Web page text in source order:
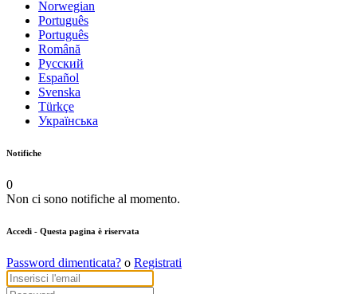
Norwegian
Português
Português
Română
Русский
Español
Svenska
Türkçe
Українська
Notifiche
0
Non ci sono notifiche al momento.
Accedi - Questa pagina è riservata
Password dimenticata? o Registrati